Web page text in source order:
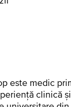
este medic
clinică